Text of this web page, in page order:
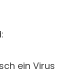
ein Virus